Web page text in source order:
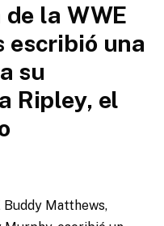
la WWE
escribió una
su
Ripley, el
Buddy Matthews,